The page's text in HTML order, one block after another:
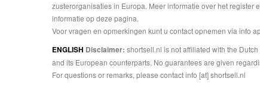
zusterorganisaties in Europa. Meer informatie over het register
informatie op deze pagina.
Voor vragen en opmerkingen kunt u contact opnemen via info
ENGLISH Disclaimer: shortsell.nl is not affiliated with the
and its European counterparts. No guarantees are given
For questions or remarks, please contact info [at] shortsell.nl